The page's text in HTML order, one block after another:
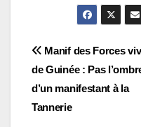
de
l’article
Manif des Forces
de Guinée : Pas
d’un manifestant à la
Tannerie